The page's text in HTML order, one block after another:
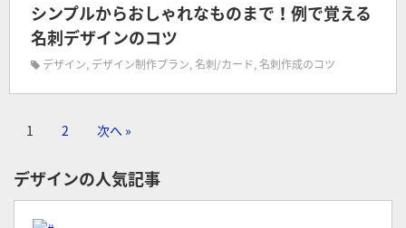
シンプルからおしゃれなものまで！例で覚える
名刺デザインのコツ
デザイン, デザイン制作プラン,名刺/カード,名刺作成のコツ
1 2 次へ »
デザインの人気記事